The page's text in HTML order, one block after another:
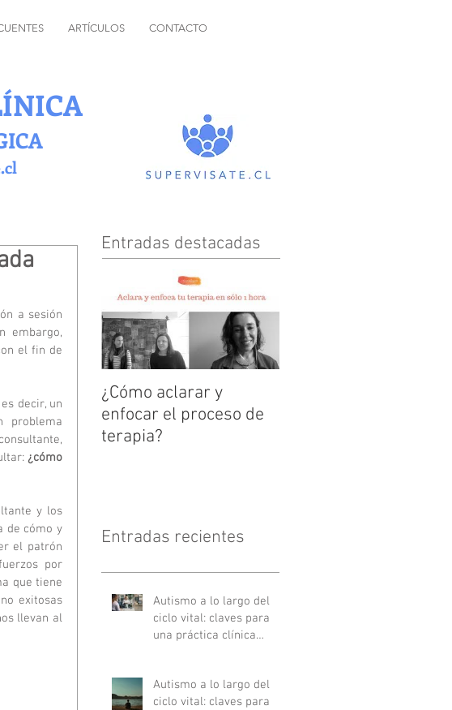
ARTÍCULOS CONTACTO
a sesión
embargo,
el fin de
es decir, un
problema
¿cómo
y los
de cómo y
el patrón
por
que tiene
exitosas
llevan al
Entradas destacadas
¿Cómo aclarar y
enfocar el proceso de
terapia?
Entradas recientes
Autismo a lo largo del
ciclo vital: claves para
una práctica clínica
Autismo a lo largo del
ciclo vital: claves para